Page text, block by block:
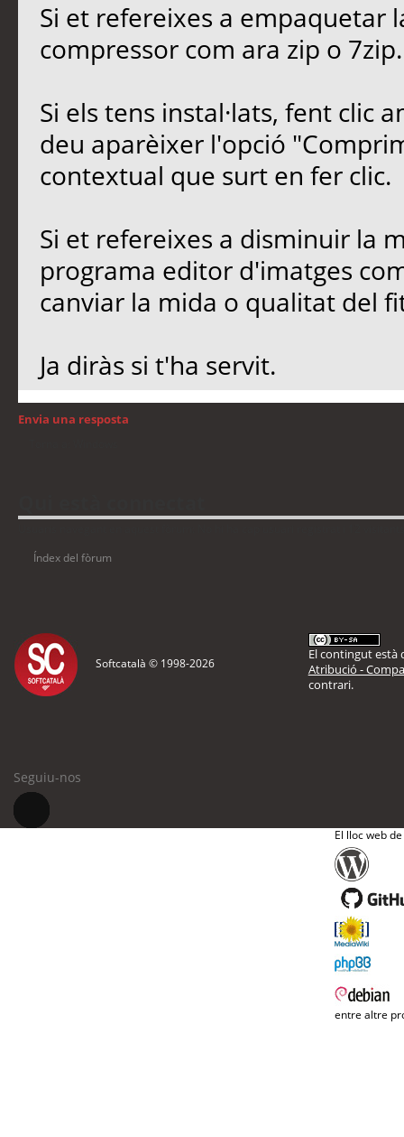
Si et refereixes a empaquetar
compressor com ara zip o 7zip.
Si els tens instal·lats, fent clic
deu aparèixer l'opció
contextual que surt en fer clic.
Si et refereixes a disminuir la
programa editor d'imatges
canviar la mida o qualitat del
Ja diràs si t'ha servit.
Envia una resposta
Índex del fòrum
Softcatalà © 1998-2026
El contingut està
Atribució -
contrari.
Seguiu-nos
El lloc web
entre altre